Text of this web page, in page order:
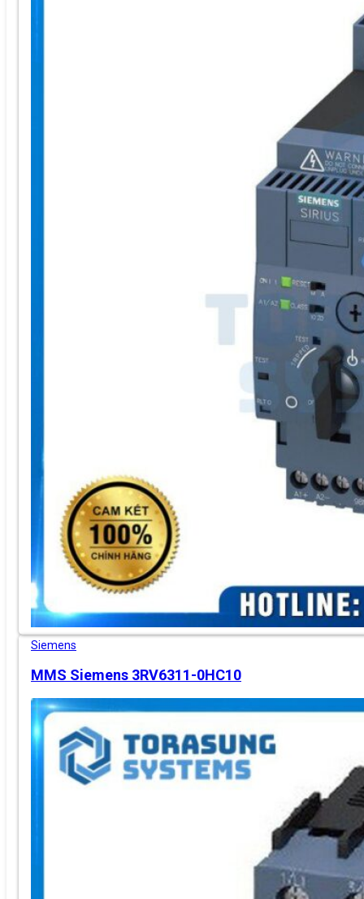
Siemens
MMS Siemens 3RV6311-0HC10